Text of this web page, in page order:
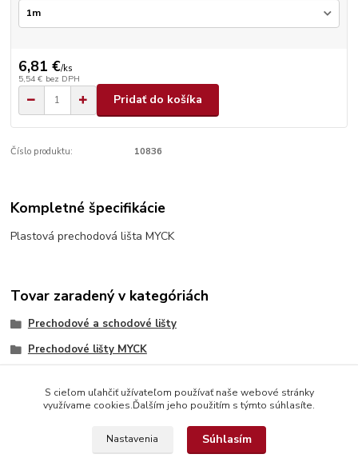
6,81 €/ks
5,54 € bez DPH
Pridať do košíka
Číslo produktu: 10836
Kompletné špecifikácie
Plastová prechodová lišta MYCK
Tovar zaradený v kategóriách
Prechodové a schodové lišty
Prechodové lišty MYCK
S cieľom uľahčiť užívateľom používať naše webové stránky
využívame cookies.Ďalším jeho použitím s týmto súhlasíte.
Nastavenia Súhlasím